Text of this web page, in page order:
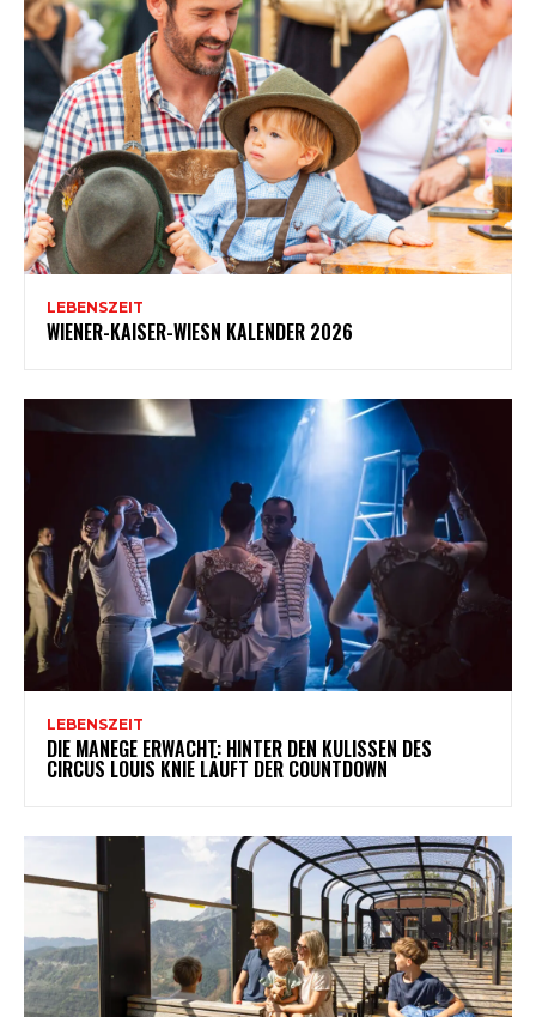
LEBENSZEIT
WIENER-KAISER-WIESN KALENDER 2026
LEBENSZEIT
DIE MANEGE ERWACHT: HINTER DEN KULISSEN DES
CIRCUS LOUIS KNIE LÄUFT DER COUNTDOWN